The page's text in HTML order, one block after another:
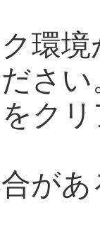
環境
さい
クリ
があ